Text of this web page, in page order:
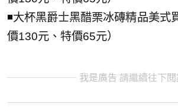
◾大杯黑爵士黑醋栗冰磚精品美式
價130元、特價65元）
我是廣告 請繼續往下閱